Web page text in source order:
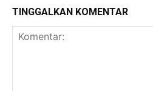
TINGGALKAN KOMENTAR